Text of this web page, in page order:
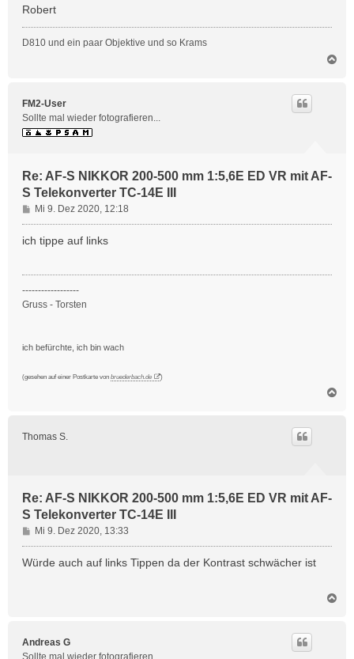
Robert
D810 und ein paar Objektive und so Krams
FM2-User
Sollte mal wieder fotografieren...
Re: AF-S NIKKOR 200-500 mm 1:5,6E ED VR mit AF-
S Telekonverter TC-14E III
B
e
i
a
g
Mi 9. Dez 2020, 12:18
ich tippe auf links
------------------
Gruss - Torsten
ich befürchte, ich bin wach
(gesehen auf einer Postkarte von bruederbach.de )
Thomas S.
Re: AF-S NIKKOR 200-500 mm 1:5,6E ED VR mit AF-
S Telekonverter TC-14E III
B
e
i
Mi 9. Dez 2020, 13:33
Würde auch auf links Tippen da der Kontrast schwächer ist
Andreas G
Sollte mal wieder fotografieren...